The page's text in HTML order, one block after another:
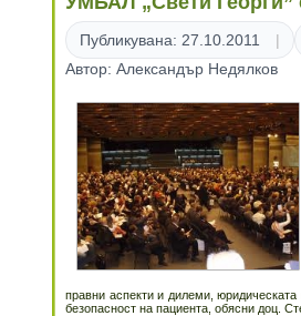
Публикувана: 27.10.2011
Автор: Александър Недялков
правни аспекти и дилеми, юридическата
безопасност на пациента, обясни доц.